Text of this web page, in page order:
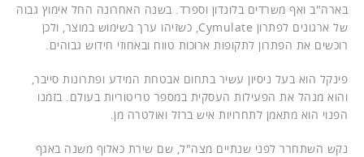
בארה"ב ואף משרדים בלונדון וספרד. בשנה האחרונה החל אימוץ גבוה
של ארגונים לפתרון Cymulate, כשזיהו ערך בשימוש במוצר, ולכן
רוכשים את הפתרון לתקופות ארוכות טווח ובאחוזי חידוש גבוהים.
פינקל הוא בעל ניסיון עשיר בתחום אבטחת המידע ופתרונות סייבר,
והוא מנהל את הפעילות העסקית במספר טריטוריות בעולם. בזמנו
הפנוי הוא מתאמן לתחרויות איש ברזל ואולטרה מן.
נקש השתחרר לפני שנתיים מצה"ל, שם שירת כאלוף משנה באגף